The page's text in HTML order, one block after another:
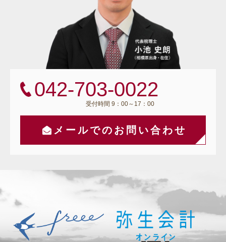
042-703-0022
受付時間 9：00～17：00
メールでのお問い合わせ